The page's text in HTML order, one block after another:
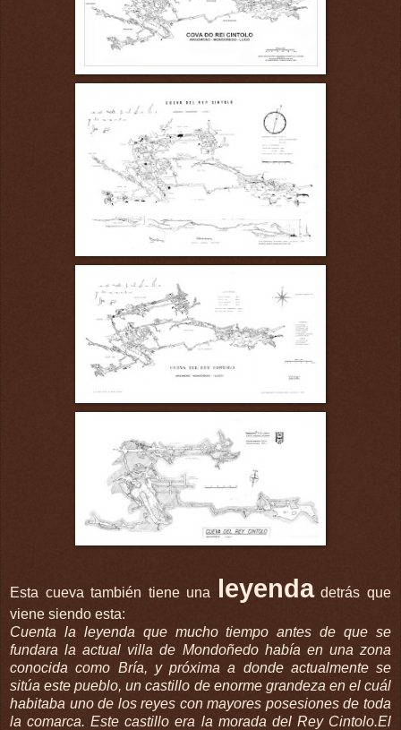
Esta cueva también tiene una leyendadetrás que
viene siendo esta:
Cuenta la leyenda que mucho tiempo antes de que se
fundara la actual villa de Mondoñedohabía en una zona
conocida como Bría, y próxima a donde actualmente se
sitúa este pueblo, un castillo de enorme grandeza en el cuál
habitaba uno de los reyes con mayores posesiones de toda
la comarca. Este castillo era la morada del Rey Cintolo.El